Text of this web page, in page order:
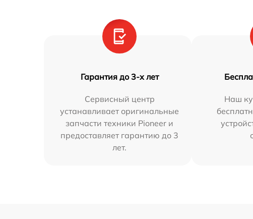
Гарантия до 3-х лет
Сервисный центр
устанавливает оригинальные
запчасти техники Pioneer и
предоставляет гарантию до 3
лет.
Наш